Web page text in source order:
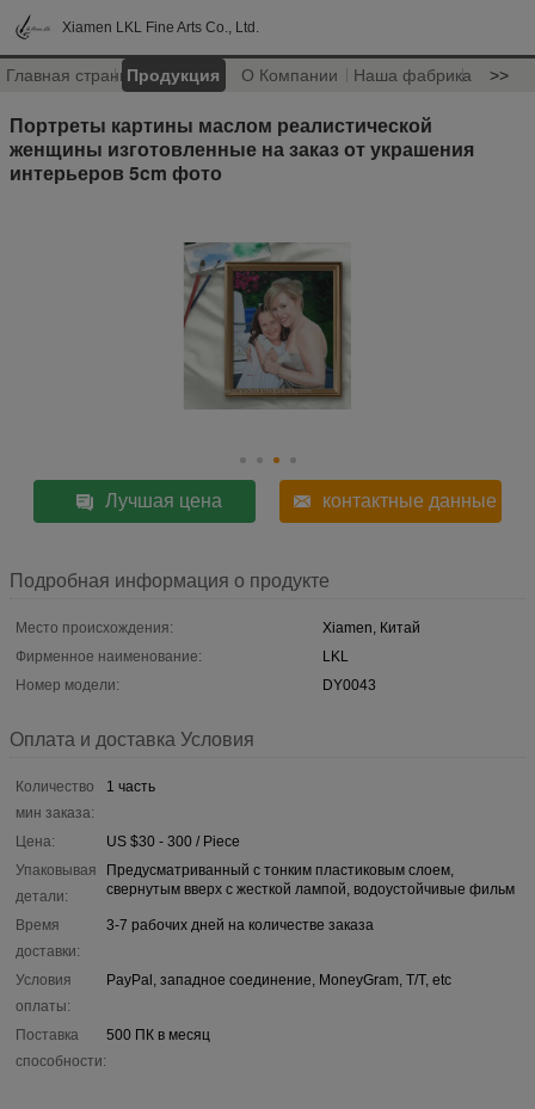
Xiamen LKL Fine Arts Co., Ltd.
Главная страницаПродукция О Компании Наша фабрика >>
Портреты картины маслом реалистической
женщины изготовленные на заказ от украшения
интерьеров 5cm фото
Лучшая цена контактные данные
Подробная информация о продукте
Место происхождения:
Xiamen, Китай
Фирменное наименование:
LKL
Номер модели:
DY0043
Оплата и доставка Условия
Количество
мин заказа:
1 часть
Цена:
US $30 - 300 / Piece
Упаковывая
детали:
Предусматриванный с тонким пластиковым слоем,
свернутым вверх с жесткой лампой, водоустойчивые фильм
Время
доставки:
3-7 рабочих дней на количестве заказа
Условия
оплаты:
PayPal, западное соединение, MoneyGram, T/T, etc
Поставка
способности:
500 ПК в месяц